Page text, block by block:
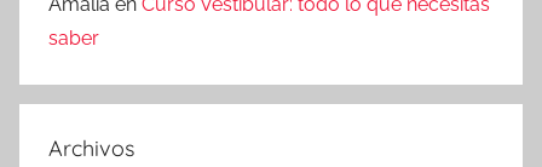
saber
Archivos